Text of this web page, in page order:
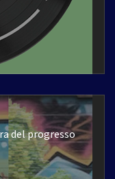
del progresso